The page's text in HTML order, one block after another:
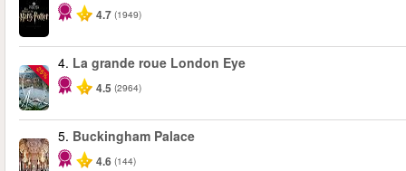
4.7 (1949)
-25%
4. La grande roue London Eye
4.5 (2964)
5. Buckingham Palace
4.6 (144)